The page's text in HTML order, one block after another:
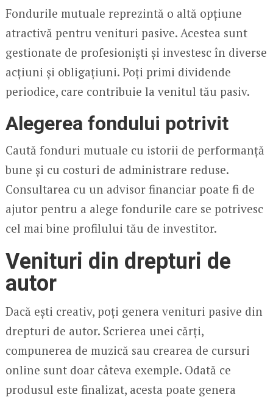
Fondurile mutuale reprezintă o altă opțiune
atractivă pentru venituri pasive. Acestea sunt
gestionate de profesioniști și investesc în diverse
acțiuni și obligațiuni. Poți primi dividende
periodice, care contribuie la venitul tău pasiv.
Alegerea fondului potrivit
Caută fonduri mutuale cu istorii de performanță
bune și cu costuri de administrare reduse.
Consultarea cu un advisor financiar poate fi de
ajutor pentru a alege fondurile care se potrivesc
cel mai bine profilului tău de investitor.
Venituri din drepturi de
autor
Dacă ești creativ, poți genera venituri pasive din
drepturi de autor. Scrierea unei cărți,
compunerea de muzică sau crearea de cursuri
online sunt doar câteva exemple. Odată ce
produsul este finalizat, acesta poate genera